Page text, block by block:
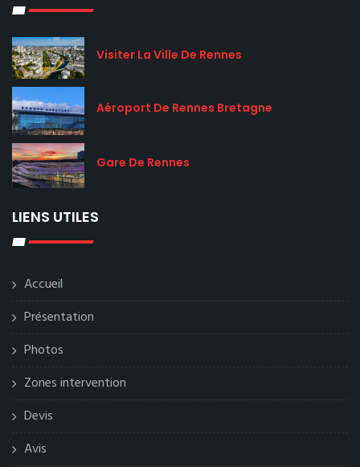
Visiter La Ville De Rennes
Aéroport De Rennes Bretagne
Gare De Rennes
LIENS UTILES
Accueil
Présentation
Photos
Zones intervention
Devis
Avis